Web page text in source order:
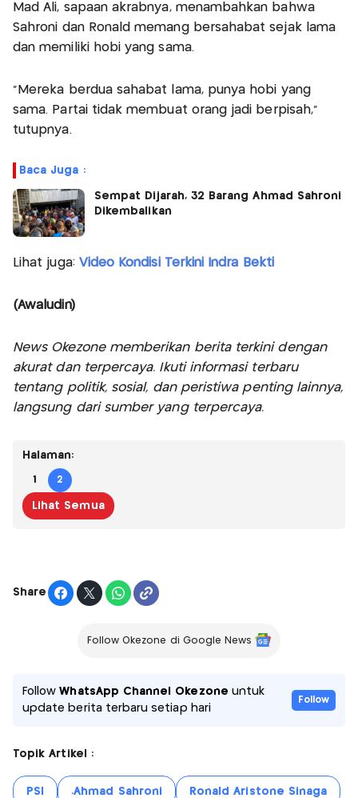
Mad Ali, sapaan akrabnya, menambahkan bahwa
Sahroni dan Ronald memang bersahabat sejak lama
dan memiliki hobi yang sama.
“Mereka berdua sahabat lama, punya hobi yang
sama. Partai tidak membuat orang jadi berpisah,”
tutupnya.
Baca Juga :
Sempat Dijarah, 32 Barang Ahmad Sahroni
Dikembalikan
Lihat juga: Video Kondisi Terkini Indra Bekti
(Awaludin)
News Okezone memberikan berita terkini dengan
akurat dan terpercaya. Ikuti informasi terbaru
tentang politik, sosial, dan peristiwa penting lainnya,
langsung dari sumber yang terpercaya.
Halaman:
1 2
Lihat Semua
Share
Follow Okezone di Google News
FollowWhatsApp Channel Okezone untuk
update berita terbaru setiap hari
Follow
Topik Artikel :
PSI .Ahmad Sahroni Ronald Aristone Sinaga